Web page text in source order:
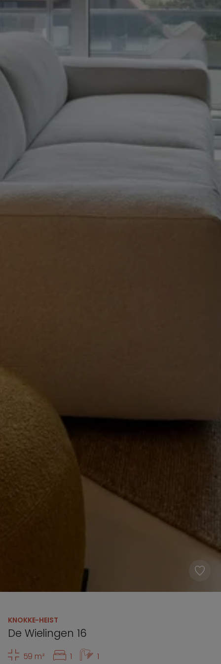
KNOKKE-HEIST
De Wielingen 16
59 m² 1 1